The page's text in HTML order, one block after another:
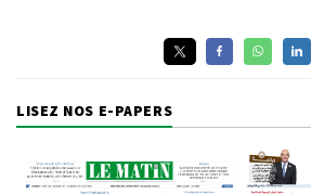
LISEZ NOS E-PAPERS